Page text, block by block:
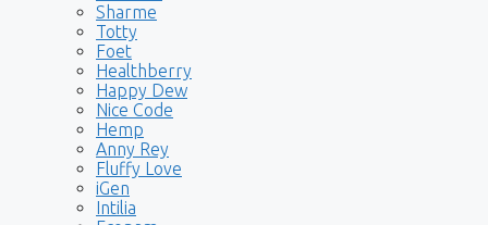
Sharme
Totty
Foet
Healthberry
Happy Dew
Nice Code
Hemp
Anny Rey
Fluffy Love
iGen
Intilia